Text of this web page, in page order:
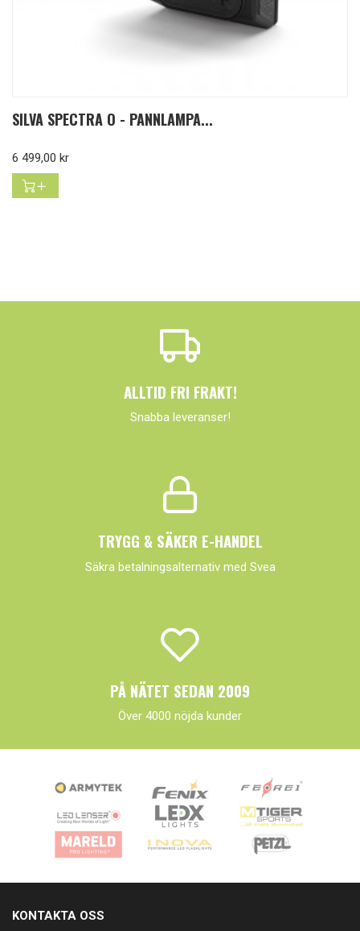
SILVA SPECTRA O - PANNLAMPA...
Pris
6 499,00 kr
ALLTID FRI FRAKT!
Snabba leveranser!
TRYGG & SÄKER E-HANDEL
Säkra betalningsalternativ med Svea
PÅ NÄTET SEDAN 2009
Över 4000 nöjda kunder
KONTAKTA OSS